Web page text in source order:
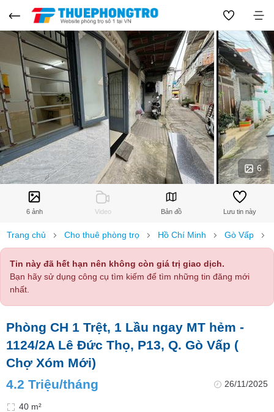
6
6 ảnh Video Bản đồ Lưu tin này
Trang chủ Cho thuê phòng trọ Hồ Chí Minh Gò Vấp
Tin này đã hết hạn nên không còn giá trị giao dịch.
Bạn hãy sử dụng công cụ tìm kiếm để tìm những tin đăng mới
nhất.
Phòng CH 1 Trệt, 1 Lầu ngay MT hẻm -
1124/2A Lê Đức Thọ, P13, Q. Gò Vấp (
Chợ Xóm Mới)
4.2 Triệu/tháng
26/11/2025
40 m²